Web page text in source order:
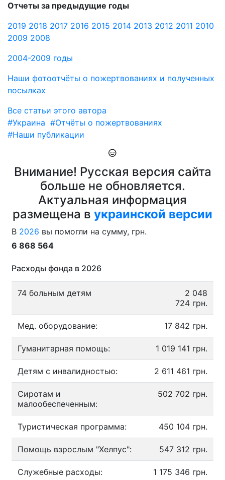
Отчеты за предыдущие годы
2019 2018 2017 2016 2015 2014 2013 2012 2011 2010
2009 2008
2004-2009 годы
Наши фотоотчёты о пожертвованиях и полученных
посылках
Все статьи этого автора
#Украина #Отчёты о пожертвованиях
#Наши публикации
Внимание! Русская версия сайта
больше не обновляется.
Актуальная информация
размещена в украинской версии
В 2026 вы помогли на сумму, грн.
6 868 564
Расходы фонда в 2026
74 больным детям
2 048
724 грн.
Мед. оборудование: 17 842 грн.
Гуманитарная помощь: 1 019 141 грн.
Детям с инвалидностью: 2 611 461 грн.
Сиротам и
малообеспеченным:
502 702 грн.
Туристическая программа: 450 104 грн.
Помощь взрослым "Хелпус": 547 312 грн.
Служебные расходы: 1 175 346 грн.